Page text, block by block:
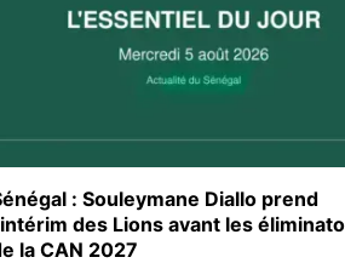
: Souleymane Diallo prend
des Lions avant les
la CAN 2027